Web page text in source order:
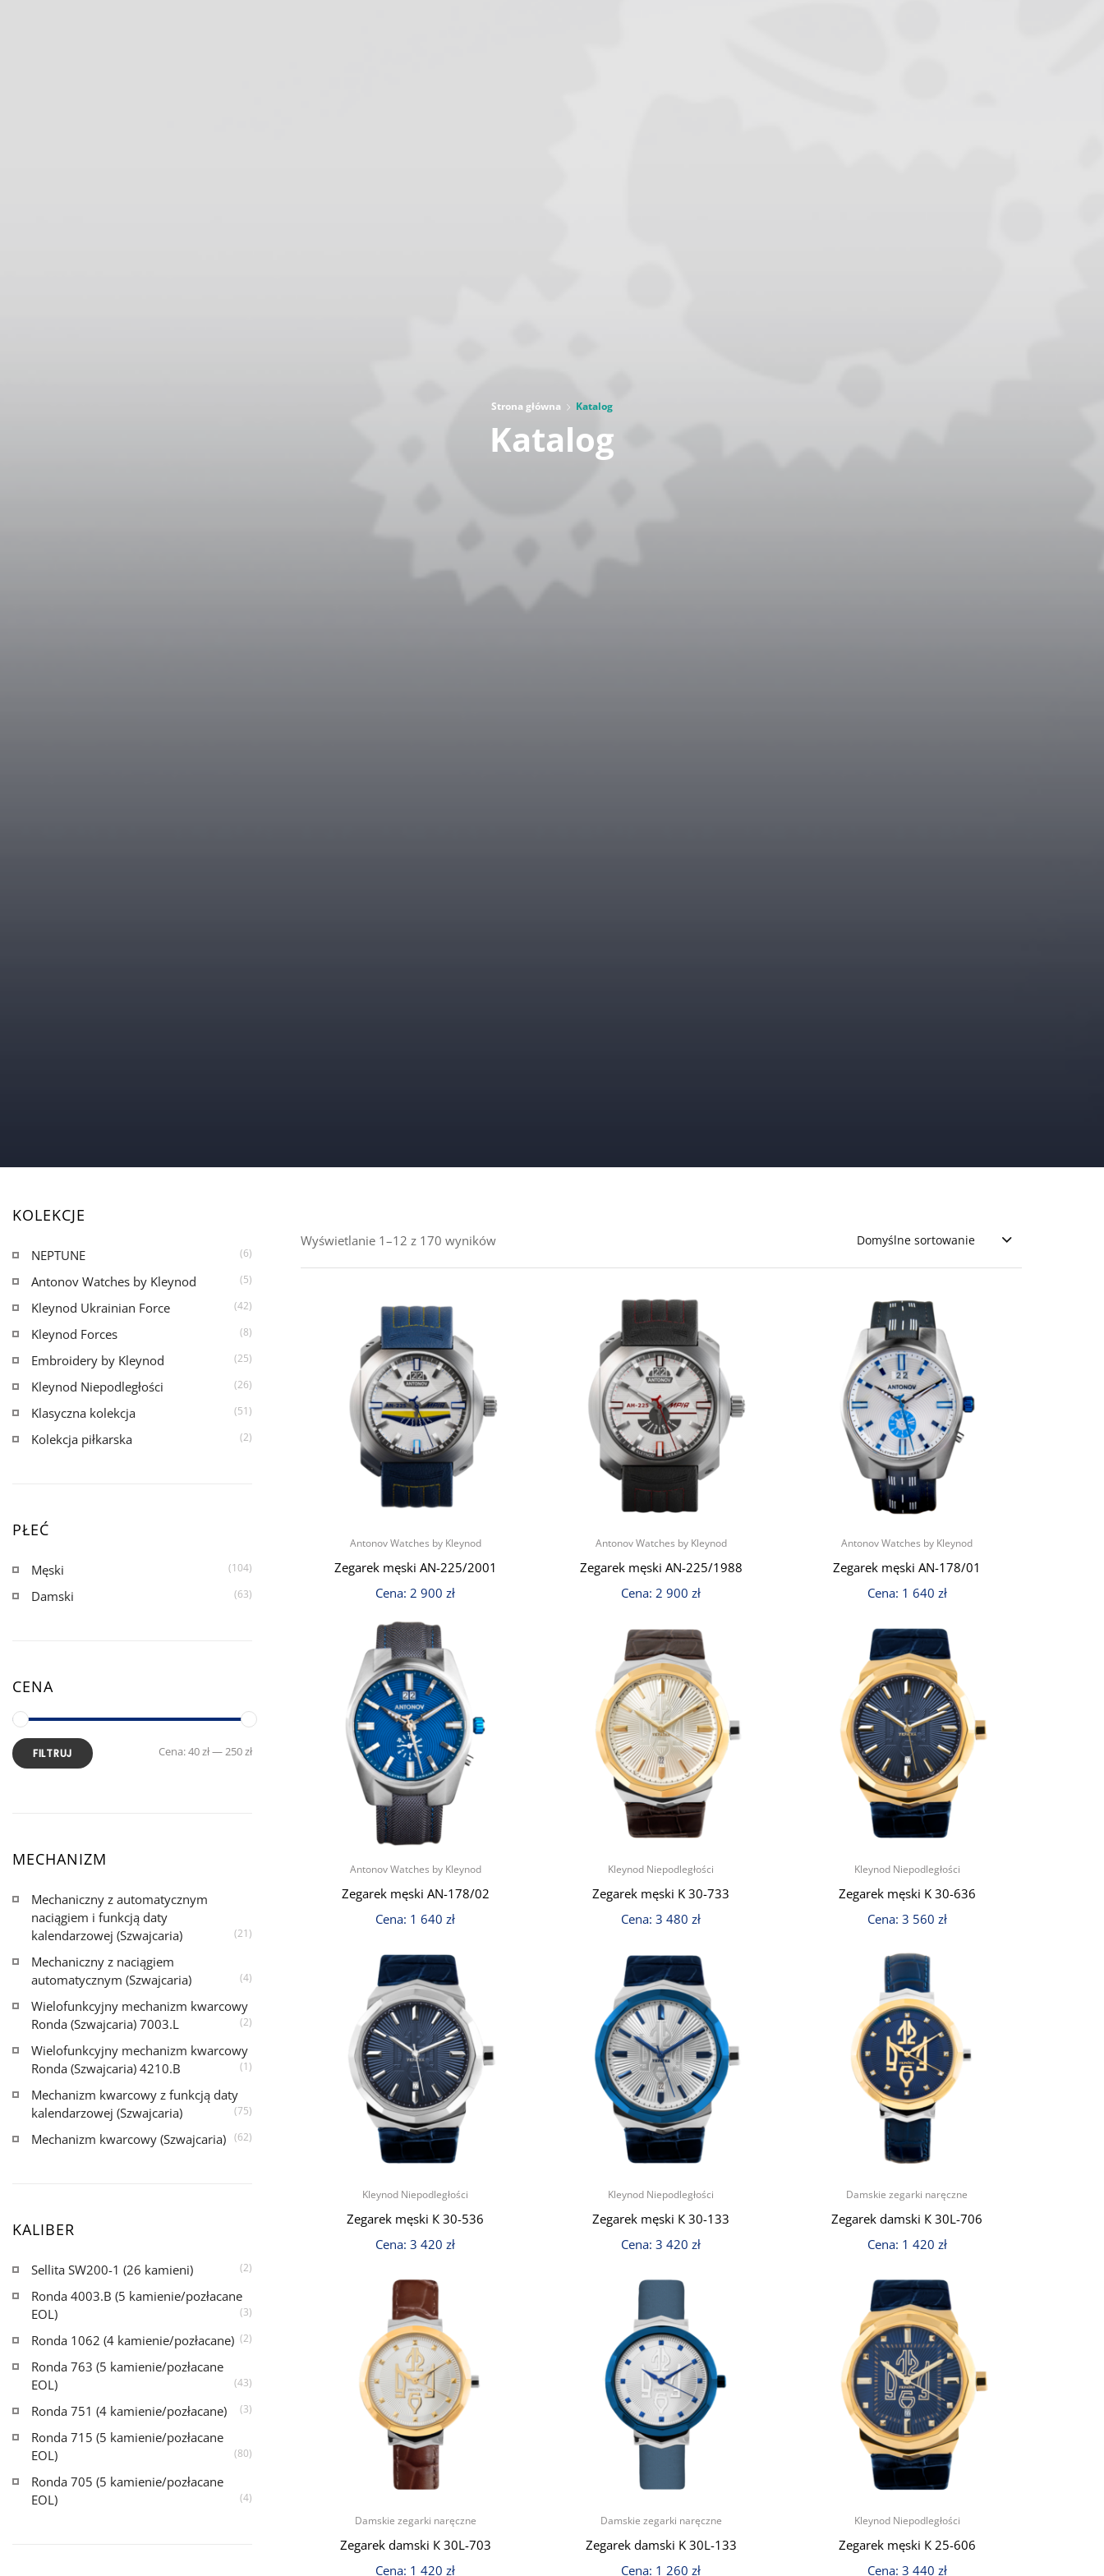
Strona główna Katalog
Katalog
Wyświetlanie 1–12 z 170 wyników Domyślne sortowanie
Antonov Watches by Kleynod
Zegarek męski АN-225/2001
Cena:2 900zł
Antonov Watches by Kleynod
Zegarek męski AN-225/1988
Cena:2 900zł
Antonov Watches by Kleynod
Zegarek męski AN-178/01
Cena: 1 640 zł
Antonov Watches by Kleynod
Zegarek męski AN-178/02
Cena: 1 640zł
Kleynod Niepodległości
Zegarek męski K 30-733
Cena:3 480zł
Kleynod Niepodległości
Zegarek męski K 30-636
Cena: 3 560 zł
Kleynod Niepodległości
Zegarek męski К 30-536
Cena:3 420zł
Kleynod Niepodległości
Zegarek męski К 30-133
Cena:3 420zł
Damskie zegarki naręczne
Zegarek damski К 30L-706
Cena: 1 420 zł
Damskie zegarki naręczne
Zegarek damski К 30L-703
Cena: 1 420zł
Damskie zegarki naręczne
Zegarek damski K 30L-133
Cena: 1 260zł
Kleynod Niepodległości
Zegarek męski К 25-606
Cena: 3 440 zł
KOLEKCJE
NEPTUNE (6)
Antonov Watches by Kleynod (5)
Kleynod Ukrainian Force (42)
Kleynod Forces (8)
Embroidery by Kleynod (25)
Kleynod Niepodległości (26)
Klasyczna kolekcja (51)
Kolekcja piłkarska (2)
PŁEĆ
Męski (104)
Damski (63)
CENA
FILTRUJ Cena:40 zł—250 zł
MECHANIZM
Mechaniczny z automatycznym
naciągiem i funkcją daty
kalendarzowej (Szwajcaria)
(21)
Mechaniczny z naciągiem
automatycznym (Szwajcaria)
(4)
Wielofunkcyjny mechanizm kwarcowy
Ronda (Szwajcaria) 7003.L
(2)
Wielofunkcyjny mechanizm kwarcowy
Ronda (Szwajcaria) 4210.B
(1)
Mechanizm kwarcowy z funkcją daty
kalendarzowej (Szwajcaria)
(75)
Mechanizm kwarcowy (Szwajcaria) (62)
KALIBER
Sellita SW200-1 (26 kamieni) (2)
Ronda 4003.B (5 kamienie/pozłacane
EOL)
(3)
Ronda 1062 (4 kamienie/pozłacane) (2)
Ronda 763 (5 kamienie/pozłacane
EOL)
(43)
Ronda 751 (4 kamienie/pozłacane) (3)
Ronda 715 (5 kamienie/pozłacane
EOL)
(80)
Ronda 705 (5 kamienie/pozłacane
EOL)
(4)